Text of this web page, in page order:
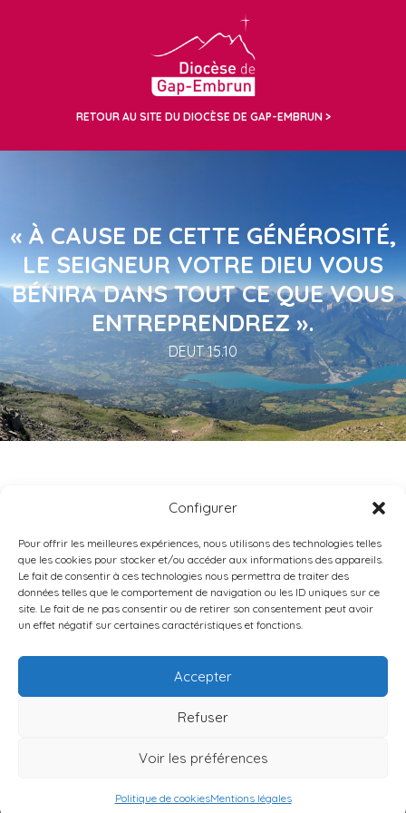
Configurer
Pour offrir les meilleures expériences, nous utilisons des technologies telles
que les cookies pour stocker et/ou accéder aux informations des appareils.
Le fait de consentir à ces technologies nous permettra de traiter des
données telles que le comportement de navigation ou les ID uniques sur ce
site. Le fait de ne pas consentir ou de retirer son consentement peut avoir
un effet négatif sur certaines caractéristiques et fonctions.
Accepter
Refuser
Voir les préférences
Politique de cookiesMentions légales
RETOUR AU SITE DU DIOCÈSE DE GAP-EMBRUN
« À CAUSE DE CETTE GÉNÉROSITÉ,
LE SEIGNEUR VOTRE DIEU VOUS
BÉNIRA DANS TOUT CE QUE VOUS
ENTREPRENDREZ ».
DEUT 15.10
CHAUVET
DIOCÈSE DE GAP-EMBRUN
9 RUE CAPITAINE DE BRESSON •
TÉL : 04 92 40 02 75
Politique de cookies